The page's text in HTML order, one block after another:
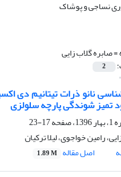
=صابره گلاب زایی
2
نانو ذرات تیتانیم دی
تمیز شوندگی پارچه سلولزی
17-23
رامین خواجوی، لیلا ترکیان
اصل مقاله 1.89 M